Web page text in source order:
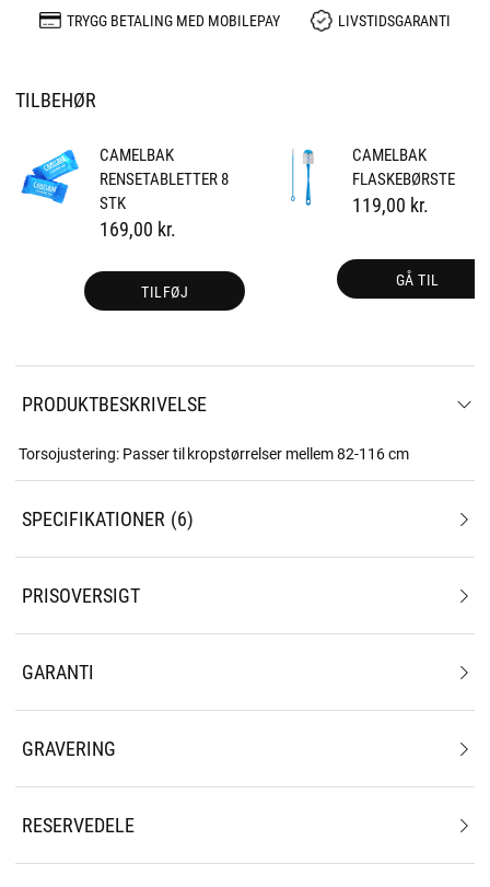
TRYGG BETALING MED MOBILEPAY
LIVSTIDSGARANTI
TILBEHØR
CAMELBAK
RENSETABLETTER 8
STK
169,00 kr.
TILFØJ
CAMELBAK
FLASKEBØRSTE
119,00 kr.
GÅ TIL
PRODUKTBESKRIVELSE
Torsojustering: Passer til kropstørrelser mellem 82-116 cm
SPECIFIKATIONER 6
PRISOVERSIGT
GARANTI
GRAVERING
RESERVEDELE